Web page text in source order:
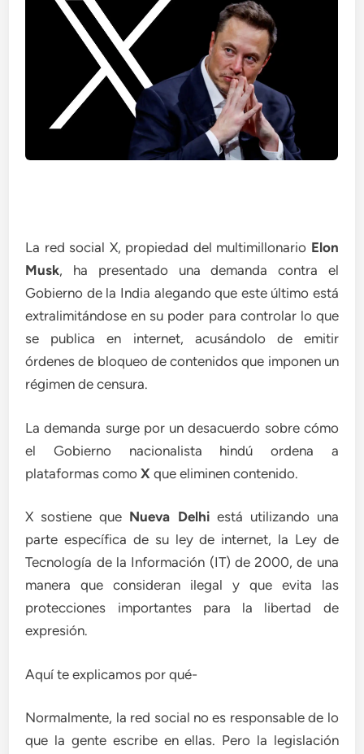
La red social X, propiedad del multimillonario Elon
Musk, ha presentado una demanda contra el
Gobierno de la India alegando que este último está
extralimitándose en su poder para controlar lo que
se publica en internet, acusándolo de emitir
órdenes de bloqueo de contenidos que imponen un
régimen de censura.
La demanda surge por un desacuerdo sobre cómo
el Gobierno nacionalista hindú ordena a
plataformas comoXque eliminen contenido.
X sostiene que Nueva Delhi está utilizando una
parte específica de su ley de internet, la Ley de
Tecnología de la Información (IT) de 2000, de una
manera que consideran ilegal y que evita las
protecciones importantes para la libertad de
expresión.
Aquí te explicamos por qué-
Normalmente, la red social no es responsable de lo
que la gente escribe en ellas. Pero la legislación